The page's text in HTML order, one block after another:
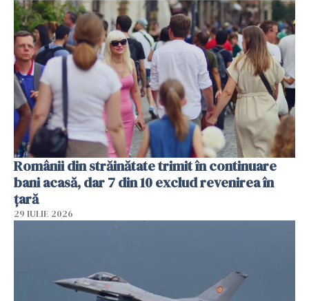
Românii din străinătate trimit în continuare
bani acasă, dar 7 din 10 exclud revenirea în
țară
29 IULIE 2026